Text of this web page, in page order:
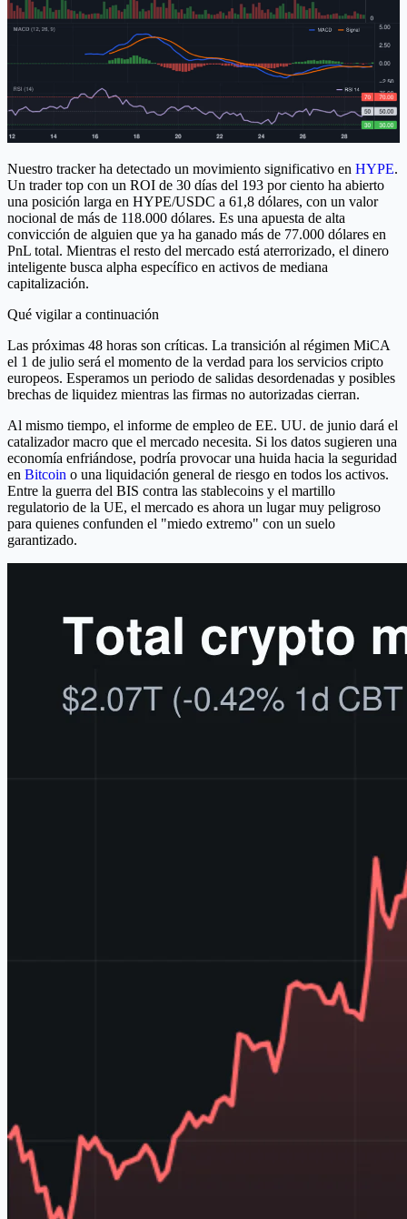
Nuestro tracker ha detectado un movimiento significativo en HYPE.
Un trader top con un ROI de 30 días del 193 por ciento ha abierto
una posición larga en HYPE/USDC a 61,8 dólares, con un valor
nocional de más de 118.000 dólares. Es una apuesta de alta
convicción de alguien que ya ha ganado más de 77.000 dólares en
PnL total. Mientras el resto del mercado está aterrorizado, el dinero
inteligente busca alpha específico en activos de mediana
capitalización.
Qué vigilar a continuación
Las próximas 48 horas son críticas. La transición al régimen MiCA
el 1 de julio será el momento de la verdad para los servicios cripto
europeos. Esperamos un periodo de salidas desordenadas y posibles
brechas de liquidez mientras las firmas no autorizadas cierran.
Al mismo tiempo, el informe de empleo de EE. UU. de junio dará el
catalizador macro que el mercado necesita. Si los datos sugieren una
economía enfriándose, podría provocar una huida hacia la seguridad
en Bitcoin o una liquidación general de riesgo en todos los activos.
Entre la guerra del BIS contra las stablecoins y el martillo
regulatorio de la UE, el mercado es ahora un lugar muy peligroso
para quienes confunden el "miedo extremo" con un suelo
garantizado.